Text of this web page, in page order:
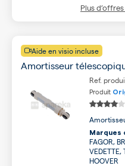
Plus
Aide en visio incluse
Amortisseur
Ref.
Produit
Marques
FAGOR,
VEDETTE,
HOOVER